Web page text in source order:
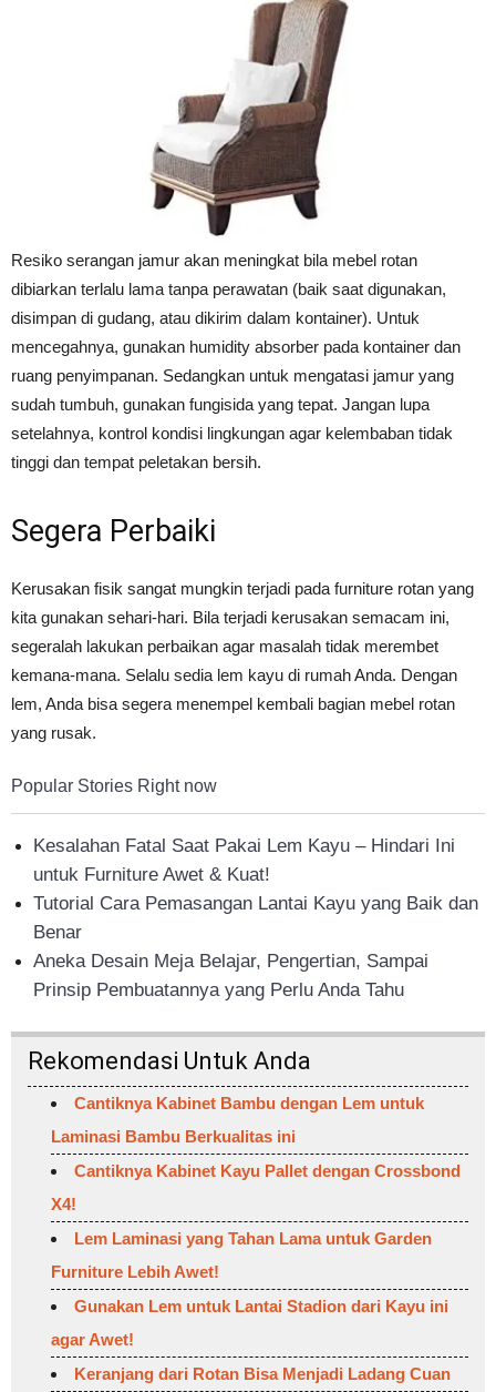
Resiko serangan jamur akan meningkat bila mebel rotan
dibiarkan terlalu lama tanpa perawatan (baik saat digunakan,
disimpan di gudang, atau dikirim dalam kontainer). Untuk
mencegahnya, gunakan humidity absorber pada kontainer dan
ruang penyimpanan. Sedangkan untuk mengatasi jamur yang
sudah tumbuh, gunakan fungisida yang tepat. Jangan lupa
setelahnya, kontrol kondisi lingkungan agar kelembaban tidak
tinggi dan tempat peletakan bersih.
Segera Perbaiki
Kerusakan fisik sangat mungkin terjadi pada furniture rotan yang
kita gunakan sehari-hari. Bila terjadi kerusakan semacam ini,
segeralah lakukan perbaikan agar masalah tidak merembet
kemana-mana. Selalu sedia lem kayu di rumah Anda. Dengan
lem, Anda bisa segera menempel kembali bagian mebel rotan
yang rusak.
Popular Stories Right now
Kesalahan Fatal Saat Pakai Lem Kayu – Hindari Ini
untuk Furniture Awet & Kuat!
Tutorial Cara Pemasangan Lantai Kayu yang Baik dan
Benar
Aneka Desain Meja Belajar, Pengertian, Sampai
Prinsip Pembuatannya yang Perlu Anda Tahu
Rekomendasi Untuk Anda
Cantiknya Kabinet Bambu dengan Lem untuk
Laminasi Bambu Berkualitas ini
Cantiknya Kabinet Kayu Pallet dengan Crossbond
X4!
Lem Laminasi yang Tahan Lama untuk Garden
Furniture Lebih Awet!
Gunakan Lem untuk Lantai Stadion dari Kayu ini
agar Awet!
Keranjang dari Rotan Bisa Menjadi Ladang Cuan